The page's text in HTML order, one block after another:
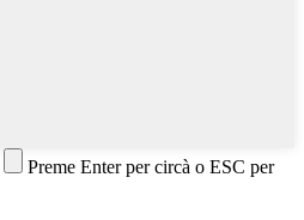
Preme Enter per circà o ESC per